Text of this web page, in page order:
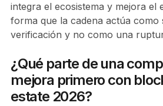
integra el ecosistema y mejora el
forma que la cadena actúa como
verificación y no como una
¿Qué parte de una
mejora primero con
estate 2026?